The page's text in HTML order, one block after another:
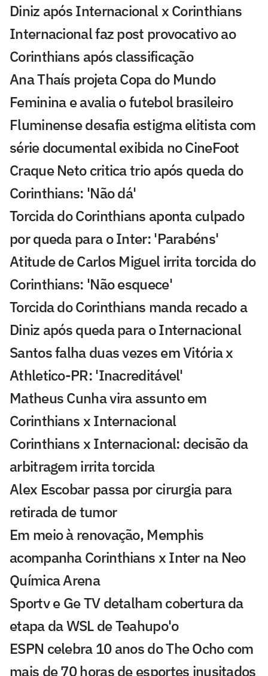
Diniz após Internacional x Corinthians
Internacional faz post provocativo ao
Corinthians após classificação
Ana Thaís projeta Copa do Mundo
Feminina e avalia o futebol brasileiro
Fluminense desafia estigma elitista com
série documental exibida no CineFoot
Craque Neto critica trio após queda do
Corinthians: 'Não dá'
Torcida do Corinthians aponta culpado
por queda para o Inter: 'Parabéns'
Atitude de Carlos Miguel irrita torcida do
Corinthians: 'Não esquece'
Torcida do Corinthians manda recado a
Diniz após queda para o Internacional
Santos falha duas vezes em Vitória x
Athletico-PR: 'Inacreditável'
Matheus Cunha vira assunto em
Corinthians x Internacional
Corinthians x Internacional: decisão da
arbitragem irrita torcida
Alex Escobar passa por cirurgia para
retirada de tumor
Em meio à renovação, Memphis
acompanha Corinthians x Inter na Neo
Química Arena
Sportv e Ge TV detalham cobertura da
etapa da WSL de Teahupo'o
ESPN celebra 10 anos do The Ocho com
mais de 70 horas de esportes inusitados